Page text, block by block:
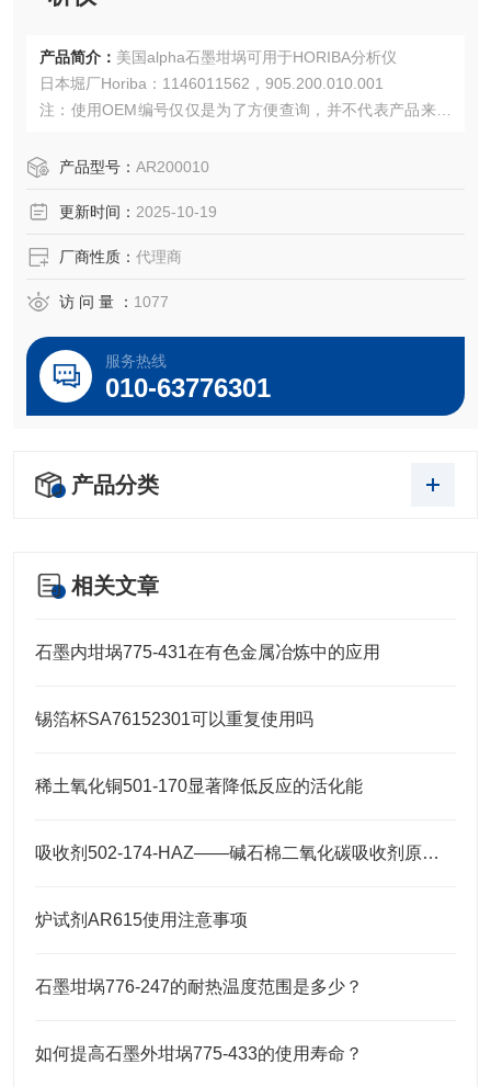
产品简介： 美国alpha石墨坩埚可用于HORIBA分析仪
日本堀厂Horiba：1146011562，905.200.010.001
注：使用OEM编号仅仅是为了方便查询，并不代表产品来自
于所对应仪器。
产品型号： AR200010
更新时间： 2025-10-19
厂商性质： 代理商
访 问 量 ： 1077
服务热线
010-63776301
产品分类
相关文章
石墨内坩埚775-431在有色金属冶炼中的应用
锡箔杯SA76152301可以重复使用吗
稀土氧化铜501-170显著降低反应的活化能
吸收剂502-174-HAZ——碱石棉二氧化碳吸收剂原理与元素分析及气体净化应用
炉试剂AR615使用注意事项
石墨坩埚776-247的耐热温度范围是多少？
如何提高石墨外坩埚775-433的使用寿命？